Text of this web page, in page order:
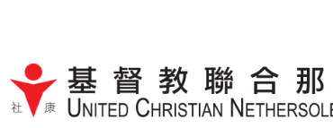
跳到内容（按输入键）